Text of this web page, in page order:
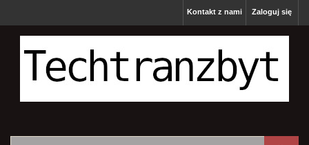
Zaloguj się
Kontakt z nami